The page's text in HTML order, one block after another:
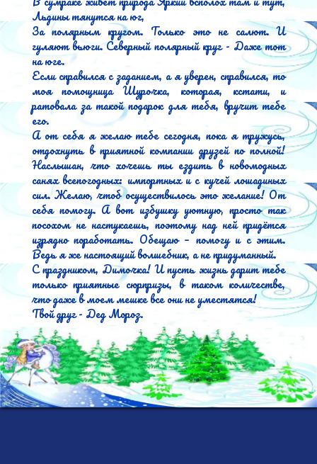
Льдины тянутся на юг,
За полярным кругом. Только это не салют. И
гуляют вьюги. Северный полярный круг - Даже тот
на юге.
Если справился с заданием, а я уверен, справился, то
моя помощница Шурочка, которая, кстати, и
ратовала за такой подарок для тебя, вручит тебе
его.
А от себя я желаю тебе сегодня, пока я тружусь,
отдохнуть в приятной компании друзей по полной!
Наслышан, что хочешь ты ездить в новомодных
санях всепогодных: импортных и с кучей лошадиных
сил. Желаю, чтоб осуществилось это желание! От
себя помогу. А вот избушку уютную, просто так
посохом не настукаешь, поэтому над ней придётся
изрядно поработать. Обещаю – помогу и с этим.
Ведь я же настоящий волшебник, а не придуманный.
С праздником, Димочка! И пусть жизнь дарит тебе
только приятные сюрпризы, в таком количестве,
что даже в моем мешке все они не уместятся!
Твой друг - Дед Мороз.